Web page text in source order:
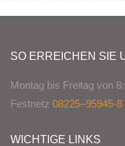
SO ERREICHEN SIE
Montag bis Freitag von
Festnetz 08225–95945-8
WICHTIGE LINKS